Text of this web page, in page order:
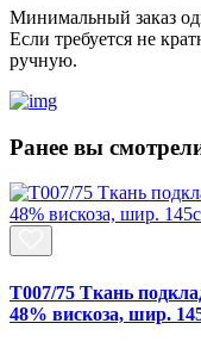
Минимальный заказ
Если требуется не
ручную.
Ранее вы
T007/75 Ткань
48% вискоза, шир.